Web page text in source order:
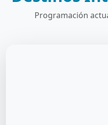
Programación